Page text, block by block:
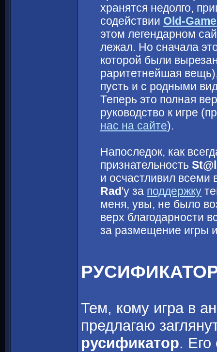
хранятся недолго,
содействии Old-
этом легендарном
лежал. Но сначала
которой были
раритетнейшая
пусть и с родными
Теперь это полная
руководство к игре
нас на сайте).
Напоследок, как
признательность
и осчастливил всеми
Rad'y за поддержку
меня, увы, не было
верх благодарности
за размещение игры
Тем, кому игра в
предлагаю
русификатор. Его